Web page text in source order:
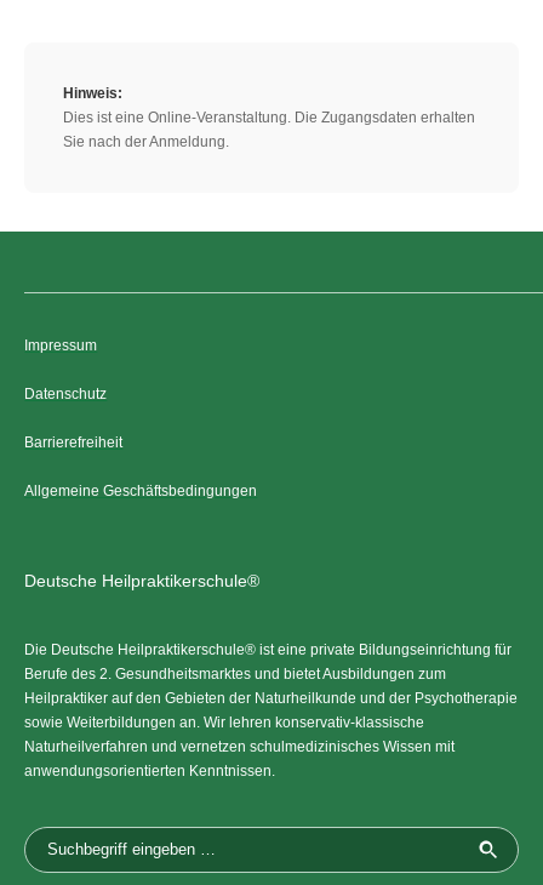
Hinweis:
Dies ist eine Online-Veranstaltung. Die Zugangsdaten erhalten
Sie nach der Anmeldung.
Impressum
Datenschutz
Barrierefreiheit
Allgemeine Geschäftsbedingungen
Deutsche Heilpraktikerschule®
Die Deutsche Heilpraktikerschule® ist eine private Bildungseinrichtung für
Berufe des 2. Gesundheitsmarktes und bietet Ausbildungen zum
Heilpraktiker auf den Gebieten der Naturheilkunde und der Psychotherapie
sowie Weiterbildungen an. Wir lehren konservativ-klassische
Naturheilverfahren und vernetzen schulmedizinisches Wissen mit
anwendungsorientierten Kenntnissen.